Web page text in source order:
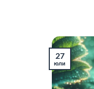
27
юли